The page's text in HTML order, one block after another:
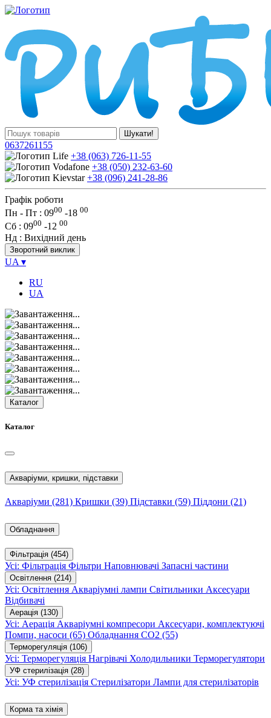
Шукати!
0637261155
+38 (063) 726-11-55
+38 (050) 232-63-60
+38 (096) 241-28-86
Графік роботи
Пн - Пт : 0900 -18 00
Сб : 0900 -12 00
Нд : Вихідний день
Зворотний виклик
UA ▾
RU
UA
Каталог
Каталог
Акваріуми, кришки, підставки
Акваріуми (281) Кришки (39) Підставки (59) Піддони (21)
Обладнання
Фільтрація (454)
Усі: Фільтрація Фільтри Наповнювачі Запасні частини
Освітлення (214)
Усі: Освітлення Акваріумні лампи Світильники Аксесуари
Відбивачі
Аерація (130)
Усі: Аерація Акваріумні компресори Аксесуари, комплектуючі
Помпи, насоси (65) Обладнання CO2 (55)
Терморегуляція (106)
Усі: Терморегуляція Нагрівачі Холодильники Терморегулятори
УФ стерилізація (28)
Усі: УФ стерилізація Стерилізатори Лампи для стерилізаторів
Корма та хімія